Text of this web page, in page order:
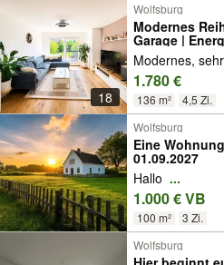
18
Wolfsburg
Modernes
Garage |
Laagberg
Modernes,
1.780 €
136 m²
4,5 Zi.
Wolfsburg
Eine
01.09.2027
Hallo ...
1.000 € VB
100 m² 3 Zi.
Wolfsburg